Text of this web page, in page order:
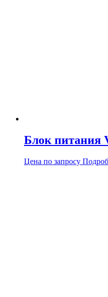
Блок питания
Цена по запросу